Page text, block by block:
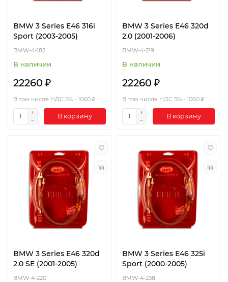
BMW 3 Series E46 316i
Sport (2003-2005)
BMW-4-182
В наличии
22260 ₽
В том числе НДС 5% - 1060 ₽
В корзину
BMW 3 Series E46 320d
2.0 (2001-2006)
BMW-4-219
В наличии
22260 ₽
В том числе НДС 5% - 1060 ₽
В корзину
BMW 3 Series E46 320d
2.0 SE (2001-2005)
BMW-4-220
BMW 3 Series E46 325i
Sport (2000-2005)
BMW-4-238